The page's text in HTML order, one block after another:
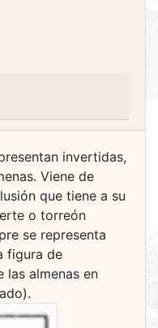
invertidas,
Viene de
que tiene a su
o torreón
se representa
figura de
las almenas en